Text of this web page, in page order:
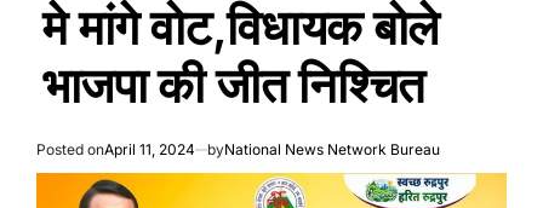
मे मांगे वोट,विधायक बोले
भाजपा की जीत निश्चित
Posted onApril 11, 2024 byNational News Network Bureau